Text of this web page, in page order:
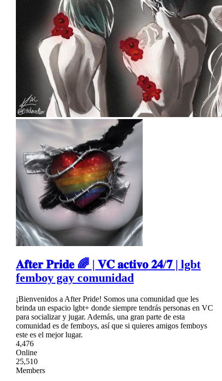
𝐀𝐟𝐭𝐞𝐫 𝐏𝐫𝐢𝐝𝐞 🌈 | 𝐕𝐂 𝐚𝐜𝐭𝐢𝐯𝐨 𝟐𝟒/𝟕 | lgbt
femboy gay comunidad
¡Bienvenidos a After Pride! Somos una comunidad que les
brinda un espacio lgbt+ donde siempre tendrás personas en VC
para socializar y jugar. Además, una gran parte de esta
comunidad es de femboys, así que si quieres amigos femboys
este es el mejor lugar.
4,476
Online
25,510
Members